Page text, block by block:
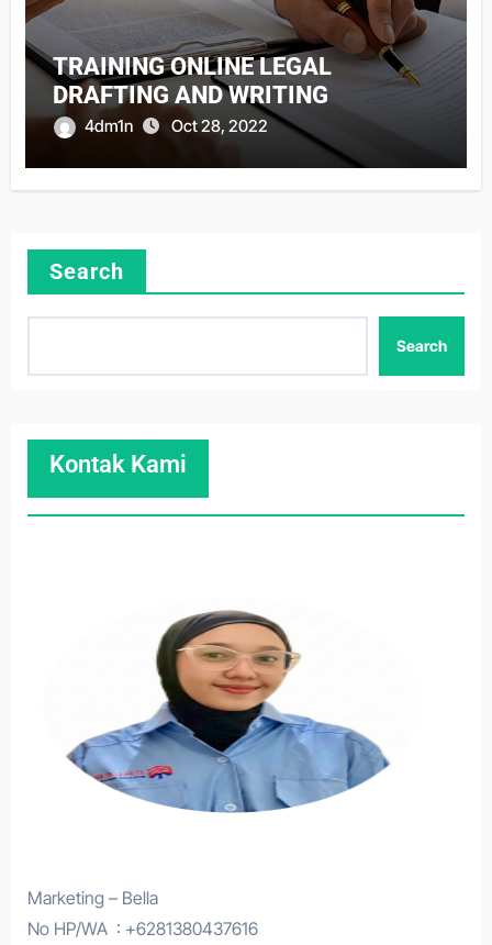
TRAINING ONLINE LEGAL
DRAFTING AND WRITING
4dm1n Oct 28, 2022
Search
Search
Kontak Kami
Marketing – Bella
No HP/WA : +6281380437616